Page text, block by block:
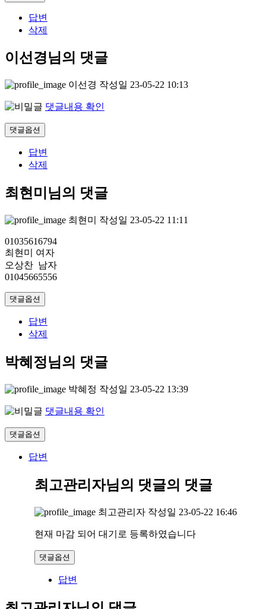
답변
삭제
이선경님의 댓글
이선경 작성일 23-05-22 10:13
댓글내용 확인
댓글옵션
답변
삭제
최현미님의 댓글
최현미 작성일 23-05-22 11:11
01035616794
최현미 여자
오상찬 남자
01045665556
댓글옵션
답변
삭제
박혜정님의 댓글
박혜정 작성일 23-05-22 13:39
댓글내용 확인
댓글옵션
답변
최고관리자님의 댓글의 댓글
최고관리자 작성일 23-05-22 16:46
현재 마감 되어 대기로 등록하였습니다
댓글옵션
답변